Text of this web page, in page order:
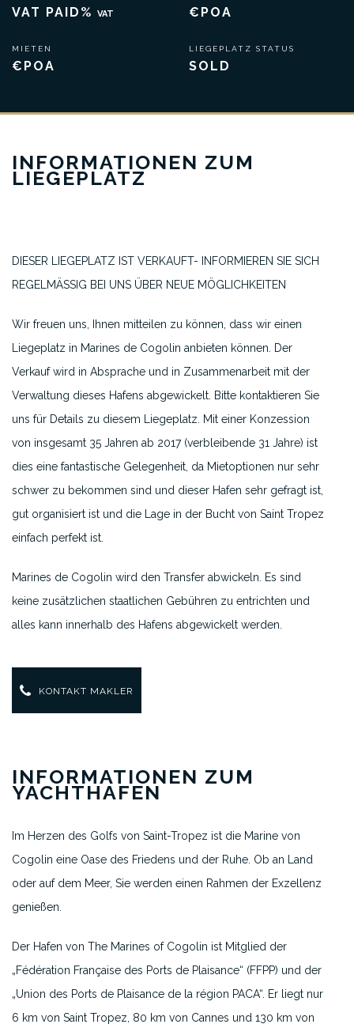
VAT PAID% VAT
MIETEN
€POA
€POA
LIEGEPLATZ STATUS
SOLD
INFORMATIONEN ZUM
LIEGEPLATZ
DIESER LIEGEPLATZ IST VERKAUFT- INFORMIEREN SIE SICH
REGELMÄSSIG BEI UNS ÜBER NEUE MÖGLICHKEITEN
Wir freuen uns, Ihnen mitteilen zu können, dass wir einen
Liegeplatz in Marines de Cogolin anbieten können. Der
Verkauf wird in Absprache und in Zusammenarbeit mit der
Verwaltung dieses Hafens abgewickelt. Bitte kontaktieren Sie
uns für Details zu diesem Liegeplatz. Mit einer Konzession
von insgesamt 35 Jahren ab 2017 (verbleibende 31 Jahre) ist
dies eine fantastische Gelegenheit, da Mietoptionen nur sehr
schwer zu bekommen sind und dieser Hafen sehr gefragt ist,
gut organisiert ist und die Lage in der Bucht von Saint Tropez
einfach perfekt ist.
Marines de Cogolin wird den Transfer abwickeln. Es sind
keine zusätzlichen staatlichen Gebühren zu entrichten und
alles kann innerhalb des Hafens abgewickelt werden.
KONTAKT MAKLER
INFORMATIONEN ZUM
YACHTHAFEN
Im Herzen des Golfs von Saint-Tropez ist die Marine von
Cogolin eine Oase des Friedens und der Ruhe. Ob an Land
oder auf dem Meer, Sie werden einen Rahmen der Exzellenz
genießen.
Der Hafen von The Marines of Cogolin ist Mitglied der
„Fédération Française des Ports de Plaisance“ (FFPP) und der
„Union des Ports de Plaisance de la région PACA“. Er liegt nur
6 km von Saint Tropez, 80 km von Cannes und 130 km von